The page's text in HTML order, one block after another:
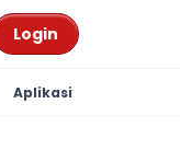
Login
Aplikasi